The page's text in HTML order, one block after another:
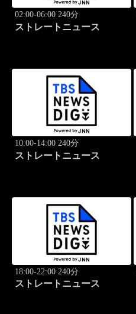
02:00-06:00 240分
ストレートニュース
10:00-14:00 240分
ストレートニュース
18:00-22:00 240分
ストレートニュース